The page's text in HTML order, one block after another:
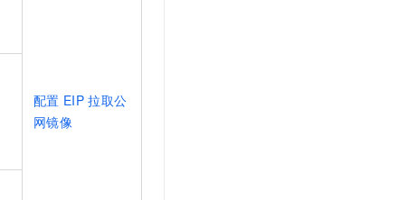
配置 EIP 拉取公
网镜像